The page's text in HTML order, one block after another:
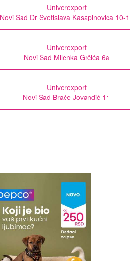
Univerexport
Novi Sad Dr Svetislava Kasapinovića 10-
Univerexport
Novi Sad Milenka Grčića 6a
Univerexport
Novi Sad Braće Jovandić 11